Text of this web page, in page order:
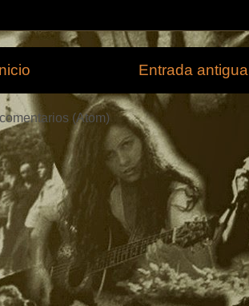
Entrada antigua
(Atom)